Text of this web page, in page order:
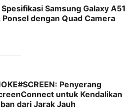
Samsung Galaxy A51
Ponsel dengan Quad Camera
Penyerang
untuk Kendalikan
dari Jarak Jauh